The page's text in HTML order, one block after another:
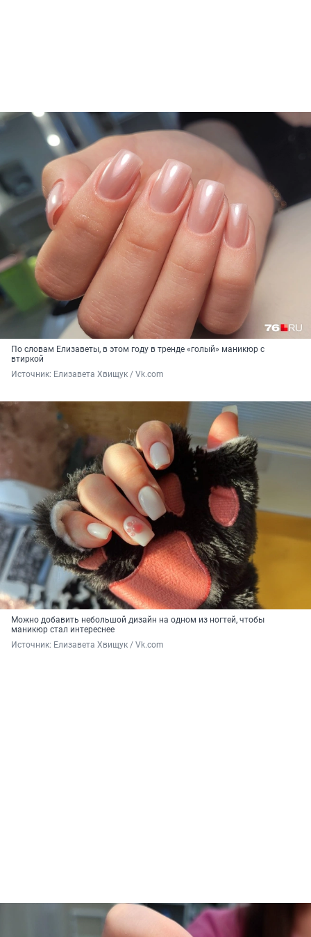
По словам Елизаветы, в этом году в тренде «голый» маникюр с
втиркой
Источник: Елизавета Хвищук / Vk.com
Можно добавить небольшой дизайн на одном из ногтей, чтобы
маникюр стал интереснее
Источник: Елизавета Хвищук / Vk.com